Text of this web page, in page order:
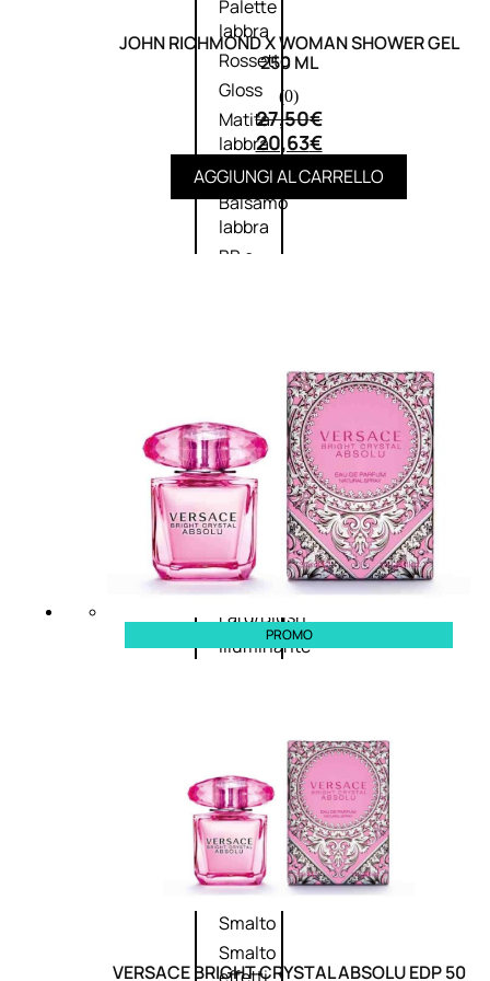
Palette
labbra
Rossetto
Gloss
Matita
labbra
Rimpolpante
Balsamo
labbra
BB e
Viso
Palette
viso
Primer
viso
Fondotinta
Cipria
Fard/Blush
Illuminante
Fissatore
trucco
Unghie
Smalto
Smalto
JOHN RICHMOND X WOMAN SHOWER GEL
250 ML
(0)
27,50€
20,63€
AGGIUNGI AL CARRELLO
PROMO
VERSACE BRIGHT CRYSTAL ABSOLU EDP 50